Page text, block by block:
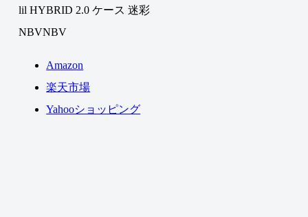
lil HYBRID 2.0 ケース 迷彩
NBVNBV
Amazon
楽天市場
Yahooショッピング